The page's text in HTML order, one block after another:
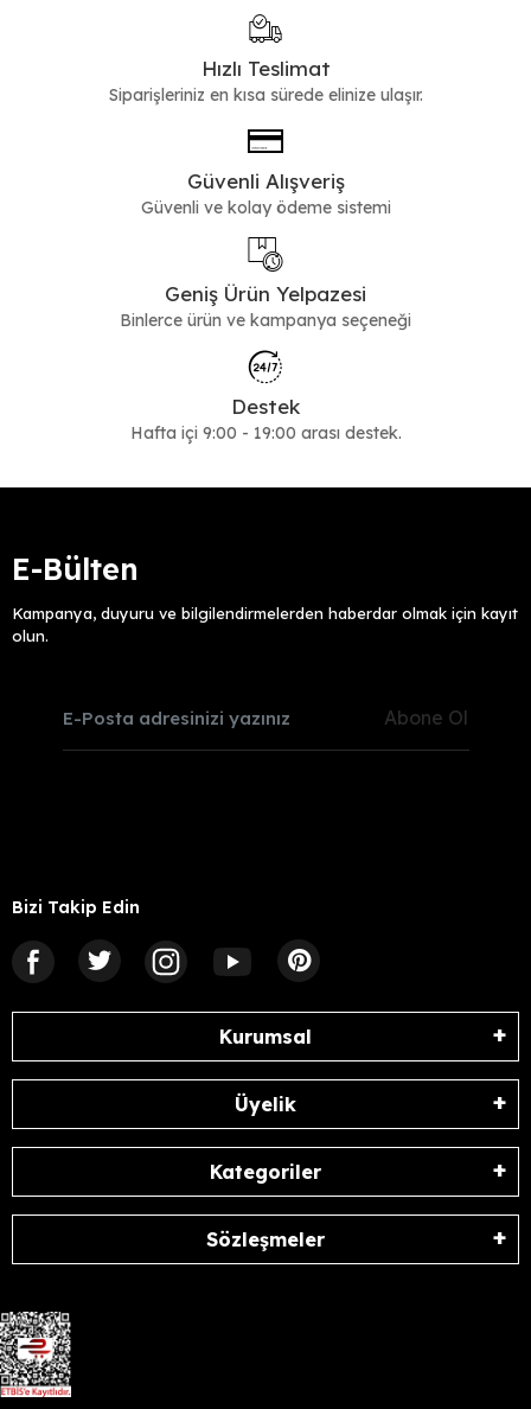
Hızlı Teslimat
Siparişleriniz en kısa sürede elinize ulaşır.
Güvenli Alışveriş
Güvenli ve kolay ödeme sistemi
Geniş Ürün Yelpazesi
Binlerce ürün ve kampanya seçeneği
Destek
Hafta içi 9:00 - 19:00 arası destek.
E-Bülten
Kampanya, duyuru ve bilgilendirmelerden haberdar olmak için kayıt
olun.
Abone Ol
Bizi Takip Edin
Kurumsal
Üyelik
Kategoriler
Sözleşmeler